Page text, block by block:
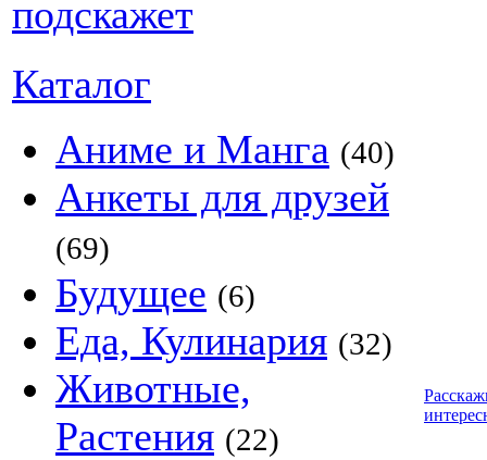
Каталог
Аниме и Манга (40)
Анкеты для друзей
(69)
Будущее (6)
Еда, Кулинария (32)
Животные,
Растения (22)